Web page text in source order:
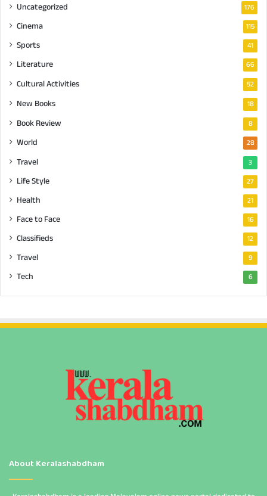
Uncategorized 176
Cinema 115
Sports 41
Literature 66
Cultural Activities 52
New Books 18
Book Review 8
World 28
Travel 3
Life Style 27
Health 21
Face to Face 16
Classifieds 12
Travel 9
Tech 6
About Keralashabdham